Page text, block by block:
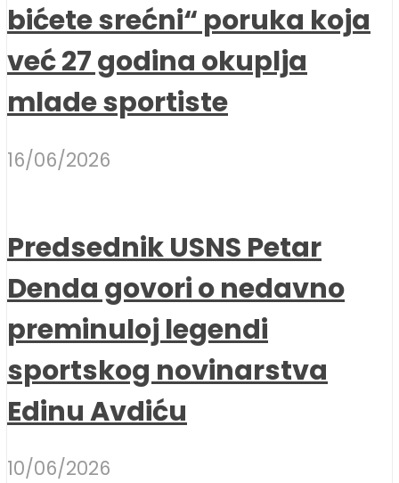
bićete srećni“ poruka koja
već 27 godina okuplja
mlade sportiste
16/06/2026
Predsednik USNS Petar
Denda govori o nedavno
preminuloj legendi
sportskog novinarstva
Edinu Avdiću
10/06/2026